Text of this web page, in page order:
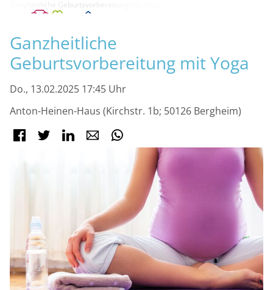
Ganzheitliche Geburtsvorbereitung mit Yoga
Ganzheitliche
Geburtsvorbereitung mit Yoga
Do., 13.02.2025 17:45 Uhr
Anton-Heinen-Haus (Kirchstr. 1b; 50126 Bergheim)
Facebook
Twitter LinkedInE-mail